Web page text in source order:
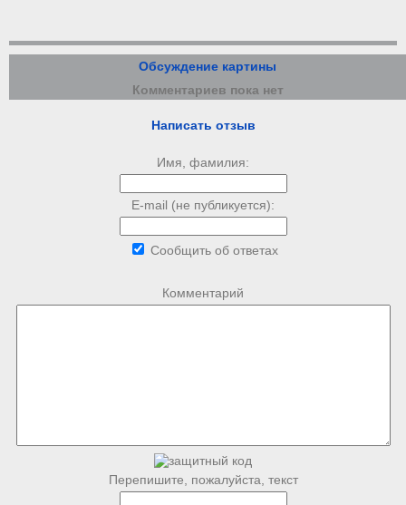
Обсуждение картины
Комментариев пока нет
Написать отзыв
Имя, фамилия:
E-mail (не публикуется):
Сообщить об ответах
Комментарий
Перепишите, пожалуйста, текст